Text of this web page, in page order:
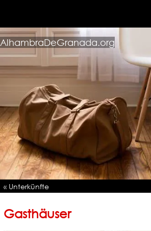
AlhambraDeGranada.org
« Unterkünfte
Gasthäuser